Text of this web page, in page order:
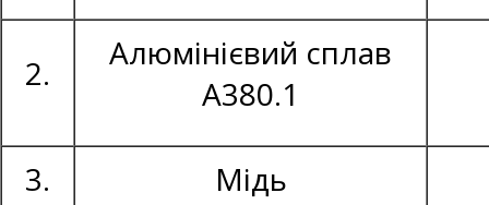
2.
Алюмінієвий сплав
А380.1
3. Мідь